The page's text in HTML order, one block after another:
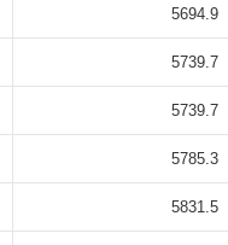
5694.9
5739.7
5739.7
5785.3
5831.5